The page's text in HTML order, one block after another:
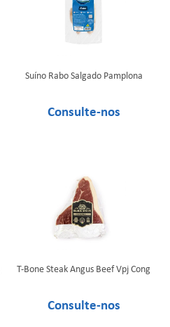
Suíno Rabo Salgado Pamplona
T-Bone Steak Angus Beef Vpj Cong